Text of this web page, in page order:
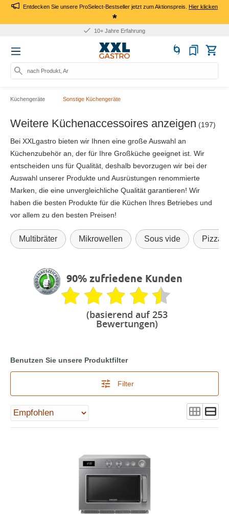
Entdecken Sie unsere ProSelect-Bestseller jetzt zum Aktionspreis.Hier klicken
*
10+ Jahre Erfahrung
nach Produkt, Art.-Nr., Ma
Küchengeräte Sonstige Küchengeräte
Weitere Küchenaccessoires anzeigen (197)
Bei XXLgastro bieten wir Ihnen eine große Auswahl an
Küchenzubehör an, der für Ihre Großküche geeignet ist. Wir
entscheiden uns für Qualität, deshalb bevorzugen wir bei der
Auswahl unserer Produkte und Ausrüstungen renommierte
Marken, die eine unvergleichliche Qualität garantieren! Wir
haben die besten Produkte für die Küchen Ihres Betriebes und
vor allem zu den besten Preisen!
Multibräter Mikrowellen Sous vide
90% zufriedene Kunden
(basierend auf 253
Bewertungen)
Benutzen Sie unsere Produktfilter
Filter